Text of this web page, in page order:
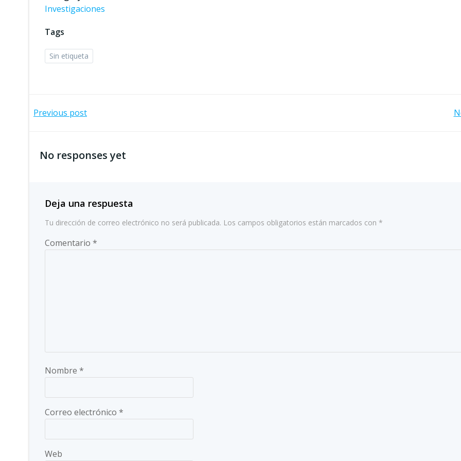
Investigaciones
Tags
Sin etiqueta
Navegación
las
entradas
Previous post
No responses yet
Deja una respuesta
Tu dirección de correo electrónico no será publicada. Los campos obligatorios están marcados con *
Comentario *
Nombre *
Correo electrónico *
Web